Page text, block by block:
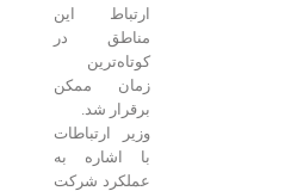
ارتباط این
مناطق در
کوتاه‌ترین
زمان ممکن
برقرار شد.
وزیر ارتباطات
با اشاره به
عملکرد شرکت